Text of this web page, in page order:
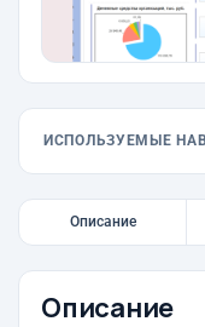
ИСПОЛЬЗУЕМЫЕ
Описание
Описание